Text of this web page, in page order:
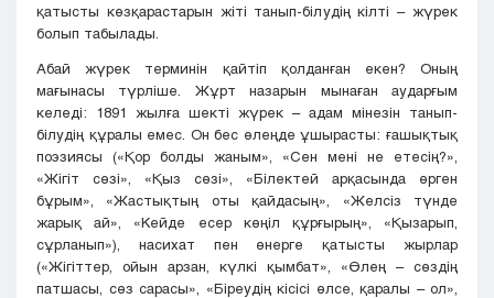
қатысты көзқарастарын жіті танып-білудің кілті – жүрек
болып табылады.
Абай жүрек терминін қайтіп қолданған екен? Оның
мағынасы түрліше. Жұрт назарын мынаған аударғым
келеді: 1891 жылға шекті жүрек – адам мінезін танып-
білудің құралы емес. Он бес өлеңде ұшырасты: ғашықтық
поэзиясы («Қор болды жаным», «Сен мені не етесің?»,
«Жігіт сөзі», «Қыз сөзі», «Білектей арқасында өрген
бұрым», «Жастықтың оты қайдасың», «Желсіз түнде
жарық ай», «Кейде есер көңіл құрғырың», «Қызарып,
сұрланып»), насихат пен өнерге қатысты жырлар
(«Жігіттер, ойын арзан, күлкі қымбат», «Өлең – сөздің
патшасы, сөз сарасы», «Біреудің кісісі өлсе, қаралы – ол»,